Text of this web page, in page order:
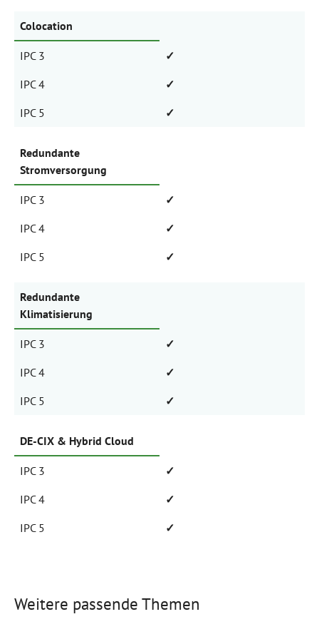
Colocation
IPC 3
✓
IPC 4
✓
IPC 5
✓
Redundante
Stromversorgung
IPC 3
✓
IPC 4
✓
IPC 5
✓
Redundante
Klimatisierung
IPC 3
✓
IPC 4
✓
IPC 5
✓
DE-CIX & Hybrid Cloud
IPC 3
✓
IPC 4
✓
IPC 5
✓
Weitere passende Themen